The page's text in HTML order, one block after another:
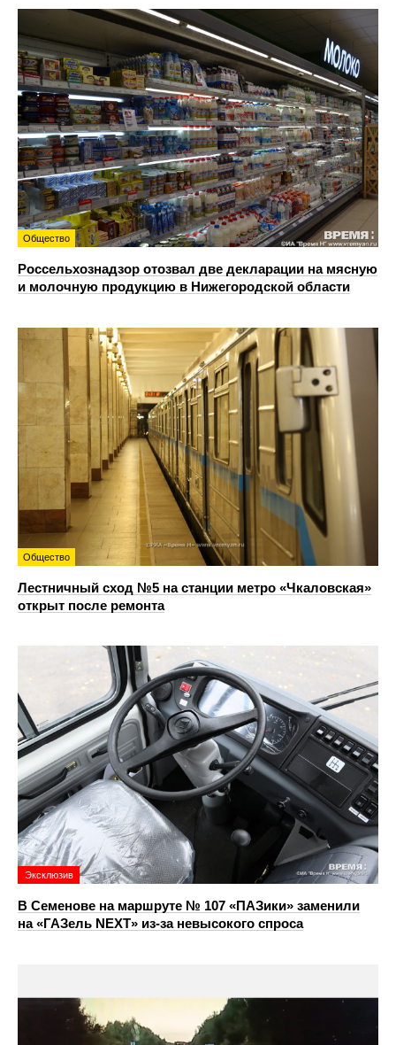
Общество
Россельхознадзор отозвал две декларации на мясную
и молочную продукцию в Нижегородской области
Общество
Лестничный сход №5 на станции метро «Чкаловская»
открыт после ремонта
Эксклюзив
В Семенове на маршруте № 107 «ПАЗики» заменили
на «ГАЗель NEXT» из‑за невысокого спроса